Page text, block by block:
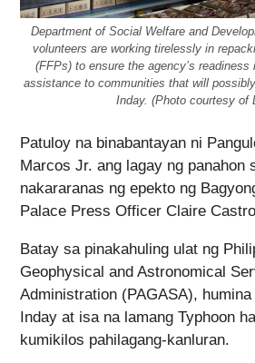
Department of Social Welfare and
volunteers are working tirelessly in
(FFPs) to ensure the agency’s
assistance to communities that will
Inday. (Photo courtesy of
Patuloy na binabantayan ni
Marcos Jr. ang lagay ng panahon
nakararanas ng epekto ng
Palace Press Officer Claire
Batay sa pinakahuling ulat ng
Geophysical and Astronomical
Administration (PAGASA),
Inday at isa na lamang Typhoon
kumikilos pahilagang-kanluran.